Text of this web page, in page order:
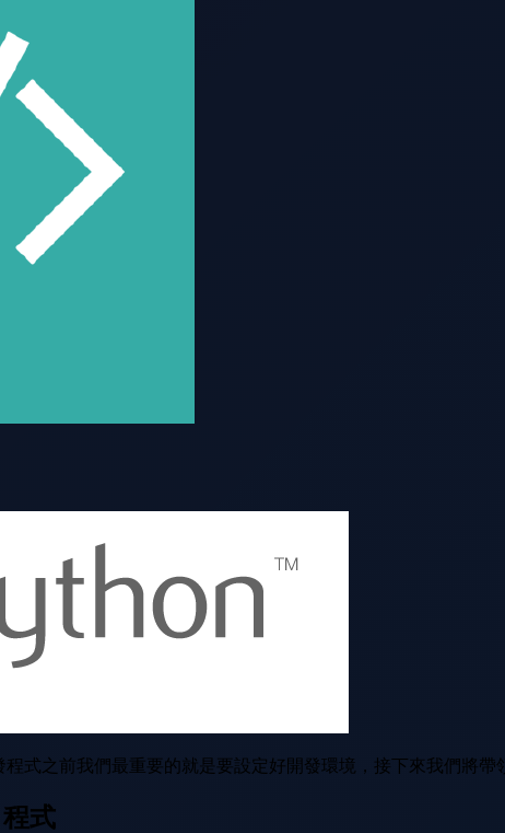
式之前我們最重要的就是要設定好開發環境，接下來我們將帶
式